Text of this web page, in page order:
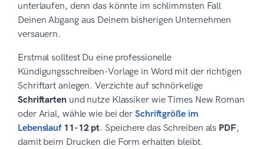
unterlaufen, denn das könnte im schlimmsten Fall
Deinen Abgang aus Deinem bisherigen Unternehmen
versauern.
Erstmal solltest Du eine professionelle
Kündigungsschreiben-Vorlage in Word mit der richtigen
Schriftart anlegen. Verzichte auf schnörkelige
Schriftartenund nutze Klassiker wie Times New Roman
oder Arial, wähle wie bei der Schriftgröße im
Lebenslauf 11-12 pt. Speichere das Schreiben als PDF,
damit beim Drucken die Form erhalten bleibt.